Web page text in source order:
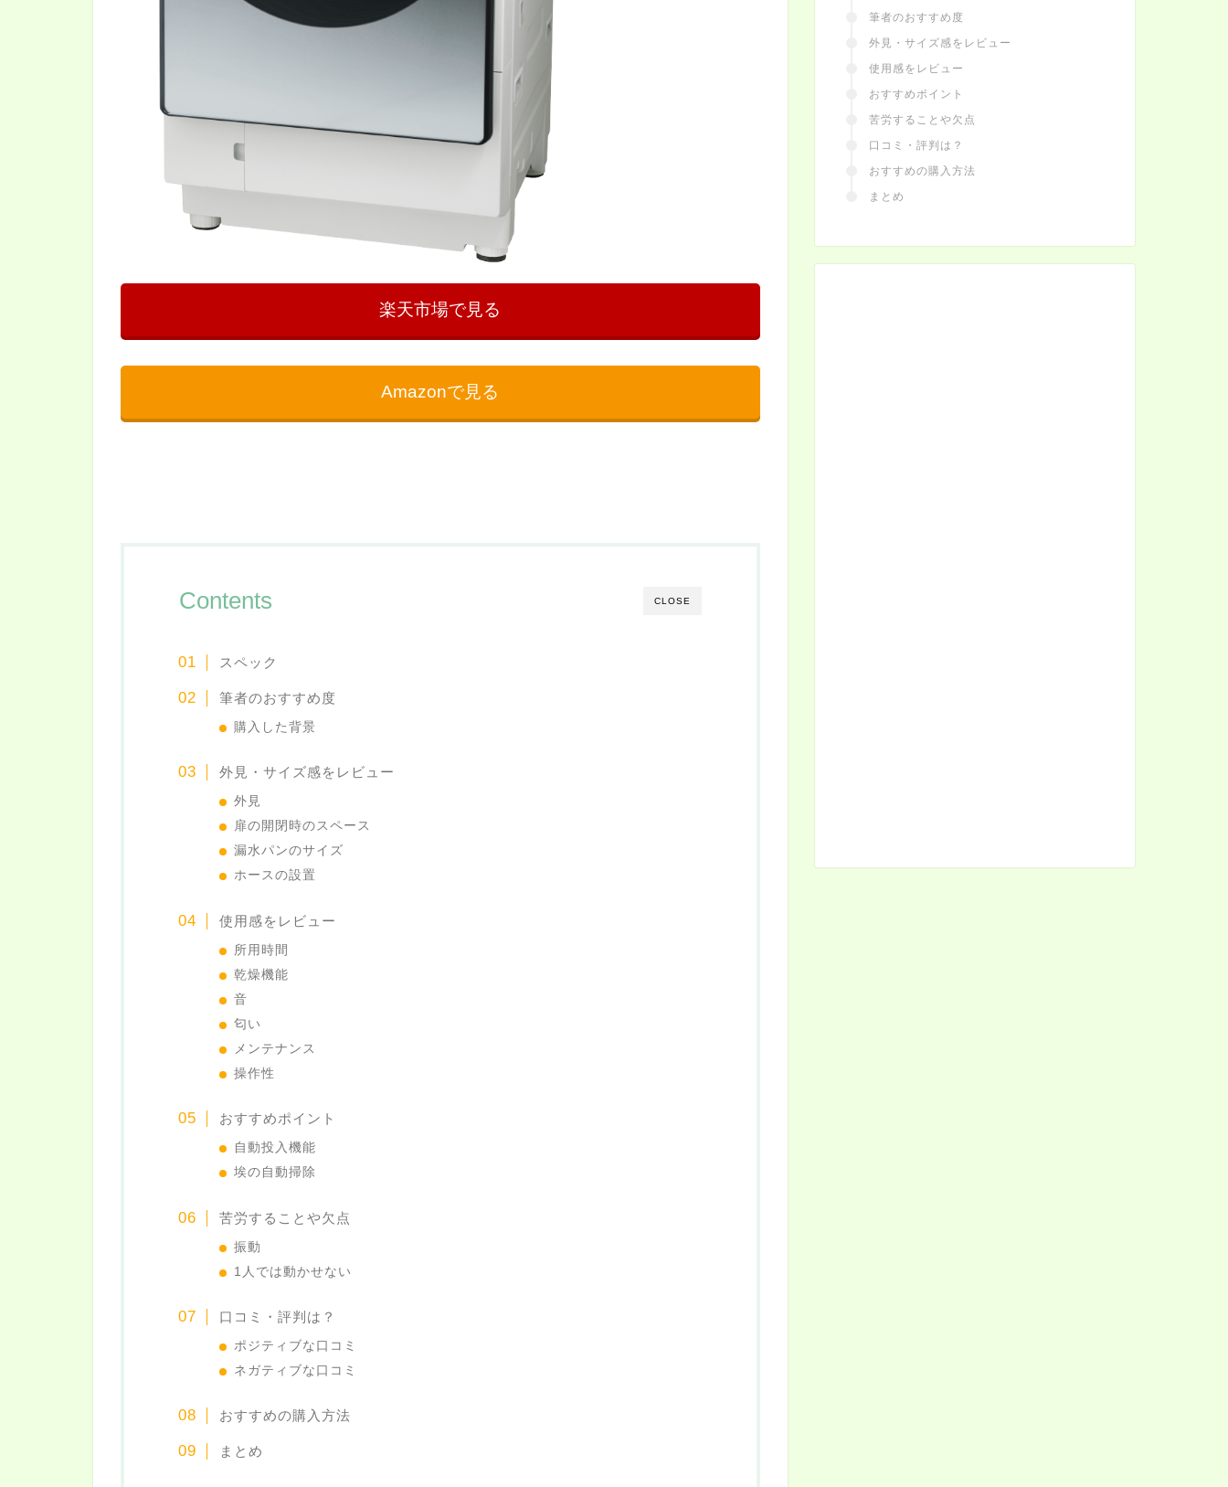
楽天市場で見る
Amazonで見る
CLOSE
Contents
スペック
筆者のおすすめ度
購入した背景
外見・サイズ感をレビュー
外見
扉の開閉時のスペース
漏水パンのサイズ
ホースの設置
使用感をレビュー
所用時間
乾燥機能
音
匂い
メンテナンス
操作性
おすすめポイント
自動投入機能
埃の自動掃除
苦労することや欠点
振動
1人では動かせない
口コミ・評判は？
ポジティブな口コミ
ネガティブな口コミ
おすすめの購入方法
まとめ
筆者のおすすめ度
外見・サイズ感をレビュー
使用感をレビュー
おすすめポイント
苦労することや欠点
口コミ・評判は？
おすすめの購入方法
まとめ